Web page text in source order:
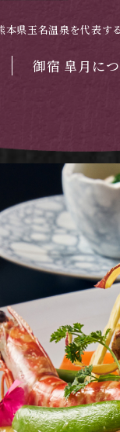
本県玉名温泉を代表す
御宿 皐月に